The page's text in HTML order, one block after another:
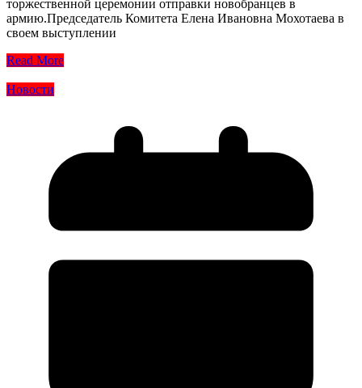
торжественной церемонии отправки новобранцев в
армию.Председатель Комитета Елена Ивановна Мохотаева в
своем выступлении
Read More
Новости